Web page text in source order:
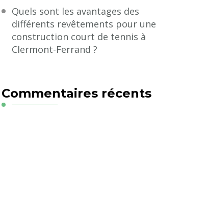
Quels sont les avantages des
différents revêtements pour une
construction court de tennis à
Clermont-Ferrand ?
Commentaires récents